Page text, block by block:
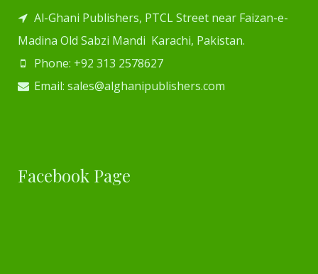
Al-Ghani Publishers, PTCL Street near Faizan-e-
Madina Old Sabzi Mandi Karachi, Pakistan.
Phone: +92 313 2578627
Email: sales@alghanipublishers.com
Facebook Page